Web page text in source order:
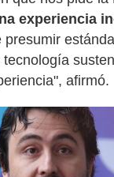
experiencia
presumir
afirmó.